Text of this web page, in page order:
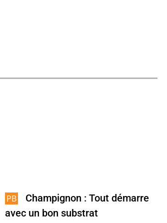
Champignon : Tout démarre
avec un bon substrat